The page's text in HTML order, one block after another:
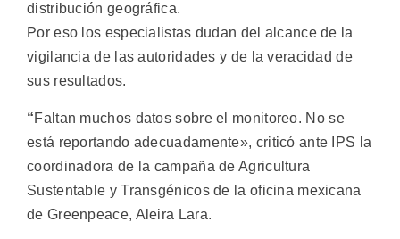
distribución geográfica.
Por eso los especialistas dudan del alcance de la
vigilancia de las autoridades y de la veracidad de
sus resultados.
“Faltan muchos datos sobre el monitoreo. No se
está reportando adecuadamente», criticó ante IPS la
coordinadora de la campaña de Agricultura
Sustentable y Transgénicos de la oficina mexicana
de Greenpeace, Aleira Lara.